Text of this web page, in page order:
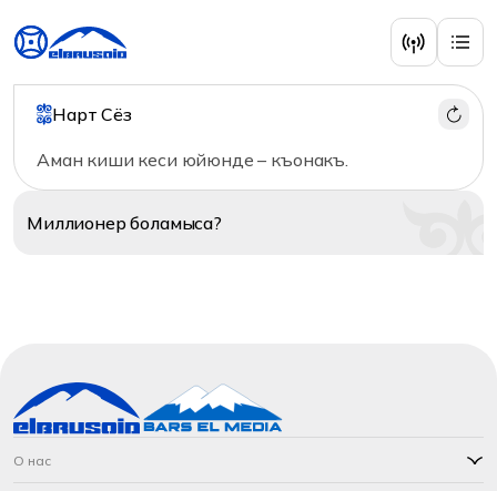
Нарт Сёз
Аман киши кеси юйюнде – къонакъ.
Миллионерболамыса?
О нас